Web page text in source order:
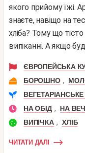
якого прийому їжі.
знаєте, навіщо на
хліба? Тому що
випіканні. А якщо
ЄВРОПЕЙСЬКА
БОРОШНО ,
НА ОБІД , НА
ВИПІЧКА , ХЛІБ
ЧИТАТИ ДАЛІ